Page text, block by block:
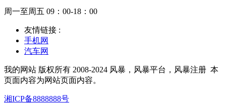
周一至周五 09：00-18：00
友情链接 :
手机网
汽车网
我的网站 版权所有 2008-2024 风暴，风暴平台，风暴注册 本
页面内容为网站页面内容。
湘ICP备8888888号